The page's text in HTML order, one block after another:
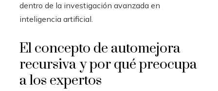
dentro de la investigación avanzada en
inteligencia artificial.
El concepto de automejora
recursiva y por qué preocupa
a los expertos